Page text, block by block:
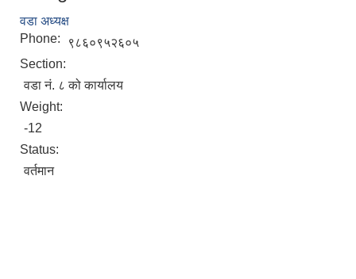
वडा अध्यक्ष
Phone:
९८६०९५२६०५
Section:
वडा नं. ८ को कार्यालय
Weight:
-12
Status:
वर्तमान